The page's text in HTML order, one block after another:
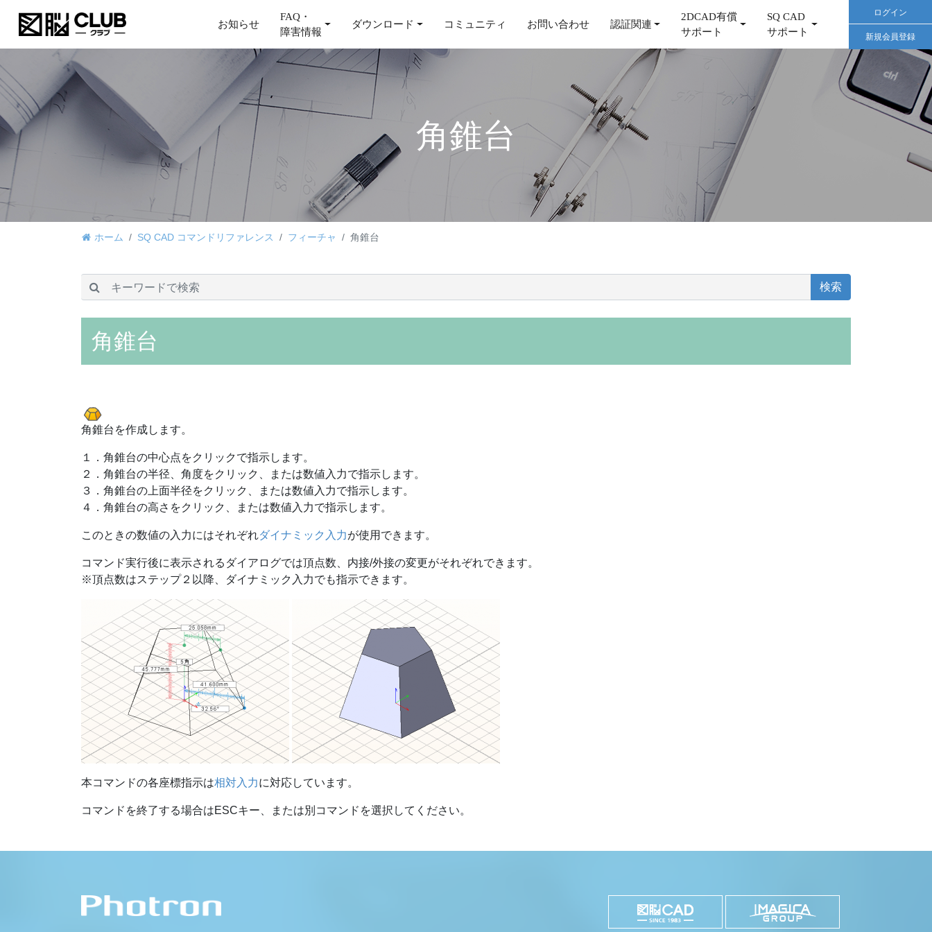
お知らせ
FAQ・
障害情報
ダウンロード コミュニティ お問い合わせ 認証関連
2DCAD有償
サポート
SQ CAD
サポート
ログイン
新規会員登録
角錐台
ホーム SQ CAD コマンドリファレンス フィーチャ 角錐台
検索
角錐台
角錐台を作成します。
１．角錐台の中心点をクリックで指示します。
２．角錐台の半径、角度をクリック、または数値入力で指示します。
３．角錐台の上面半径をクリック、または数値入力で指示します。
４．角錐台の高さをクリック、または数値入力で指示します。
このときの数値の入力にはそれぞれダイナミック入力が使用できます。
コマンド実行後に表示されるダイアログでは頂点数、内接/外接の変更がそれぞれできます。
※頂点数はステップ２以降、ダイナミック入力でも指示できます。
本コマンドの各座標指示は相対入力に対応しています。
コマンドを終了する場合はESCキー、または別コマンドを選択してください。